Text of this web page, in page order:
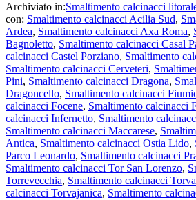
Archiviato in:Smaltimento calcinacci
con: Smaltimento calcinacci Acilia Sud,
Ardea, Smaltimento calcinacci Axa Roma,
Bagnoletto, Smaltimento calcinacci Casal
calcinacci Castel Porziano, Smaltimento
Smaltimento calcinacci Cerveteri,
Pini, Smaltimento calcinacci Dragona,
Dragoncello, Smaltimento calcinacci
calcinacci Focene, Smaltimento calcinacci
calcinacci Infernetto, Smaltimento
Smaltimento calcinacci Maccarese,
Antica, Smaltimento calcinacci Ostia Lido,
Parco Leonardo, Smaltimento calcinacci
Smaltimento calcinacci Tor San Lorenzo,
Torrevecchia, Smaltimento calcinacci
calcinacci Torvajanica, Smaltimento